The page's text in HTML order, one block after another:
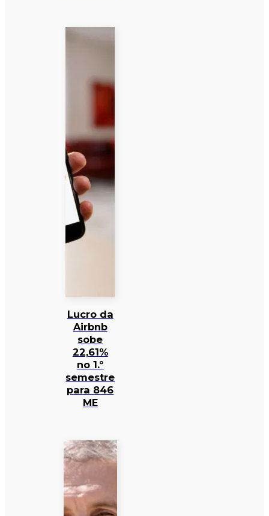
Lucro da
Airbnb
sobe
22,61%
no 1.º
semestre
para 846
ME